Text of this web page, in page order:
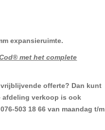
expansieruimte.
met het complete
offerte? Dan kunt
afdeling verkoop is ook
503 18 66 van maandag t/m